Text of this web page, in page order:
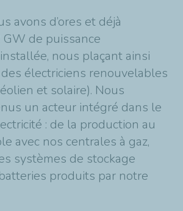
avons d’ores et déjà
de puissance
nous plaçant ainsi
électriciens renouvelables
et solaire). Nous
un acteur intégré dans le
: de la production au
avec nos centrales à gaz,
systèmes de stockage
produits par notre